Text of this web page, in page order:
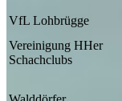
VfL Lohbrügge
Vereinigung HHer
Schachclubs